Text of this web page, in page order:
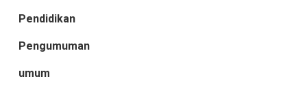
Pendidikan
Pengumuman
umum